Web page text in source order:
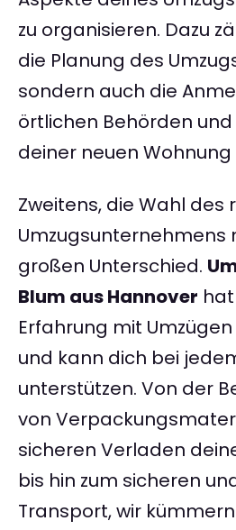
zu organisieren. Dazu
die Planung des
sondern auch die
örtlichen Behörden
deiner neuen Wohnung
Zweitens, die Wahl des
Umzugsunternehmens
großen Unterschied.
Blum aus Hannover
Erfahrung mit
und kann dich bei
unterstützen. Von der
von
sicheren Verladen
bis hin zum sicheren
Transport, wir